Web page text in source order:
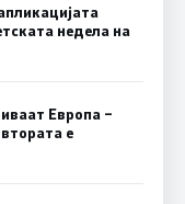
недела на
Европа –
е